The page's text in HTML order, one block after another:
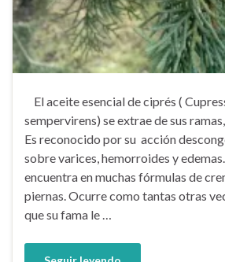
El aceite esencial de ciprés (
sempervirens) se extrae de sus
Es reconocido por su acción
sobre varices, hemorroides y
encuentra en muchas fórmulas de
piernas. Ocurre como tantas otras
que su fama le …